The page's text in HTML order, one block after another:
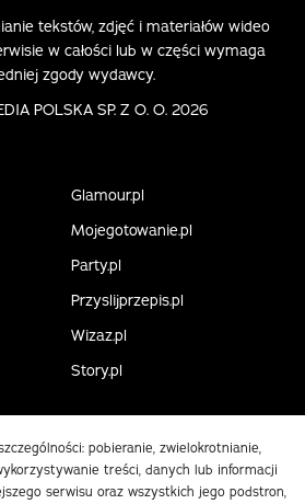
tekstów, zdjęć i materiałów wideo
w całości lub w części wymaga
zgody wydawcy.
POLSKA SP. Z O. O. 2026
Glamour.pl
Mojegotowanie.pl
Party.pl
Przyslijprzepis.pl
Wizaz.pl
Story.pl
pobieranie, zwielokrotnianie,
treści, danych lub informacji
serwisu oraz wszystkich jego podstron,